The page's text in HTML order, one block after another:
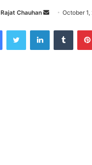
Rajat Chauhan
Send
email
October
FacebookTwitter LinkedIn